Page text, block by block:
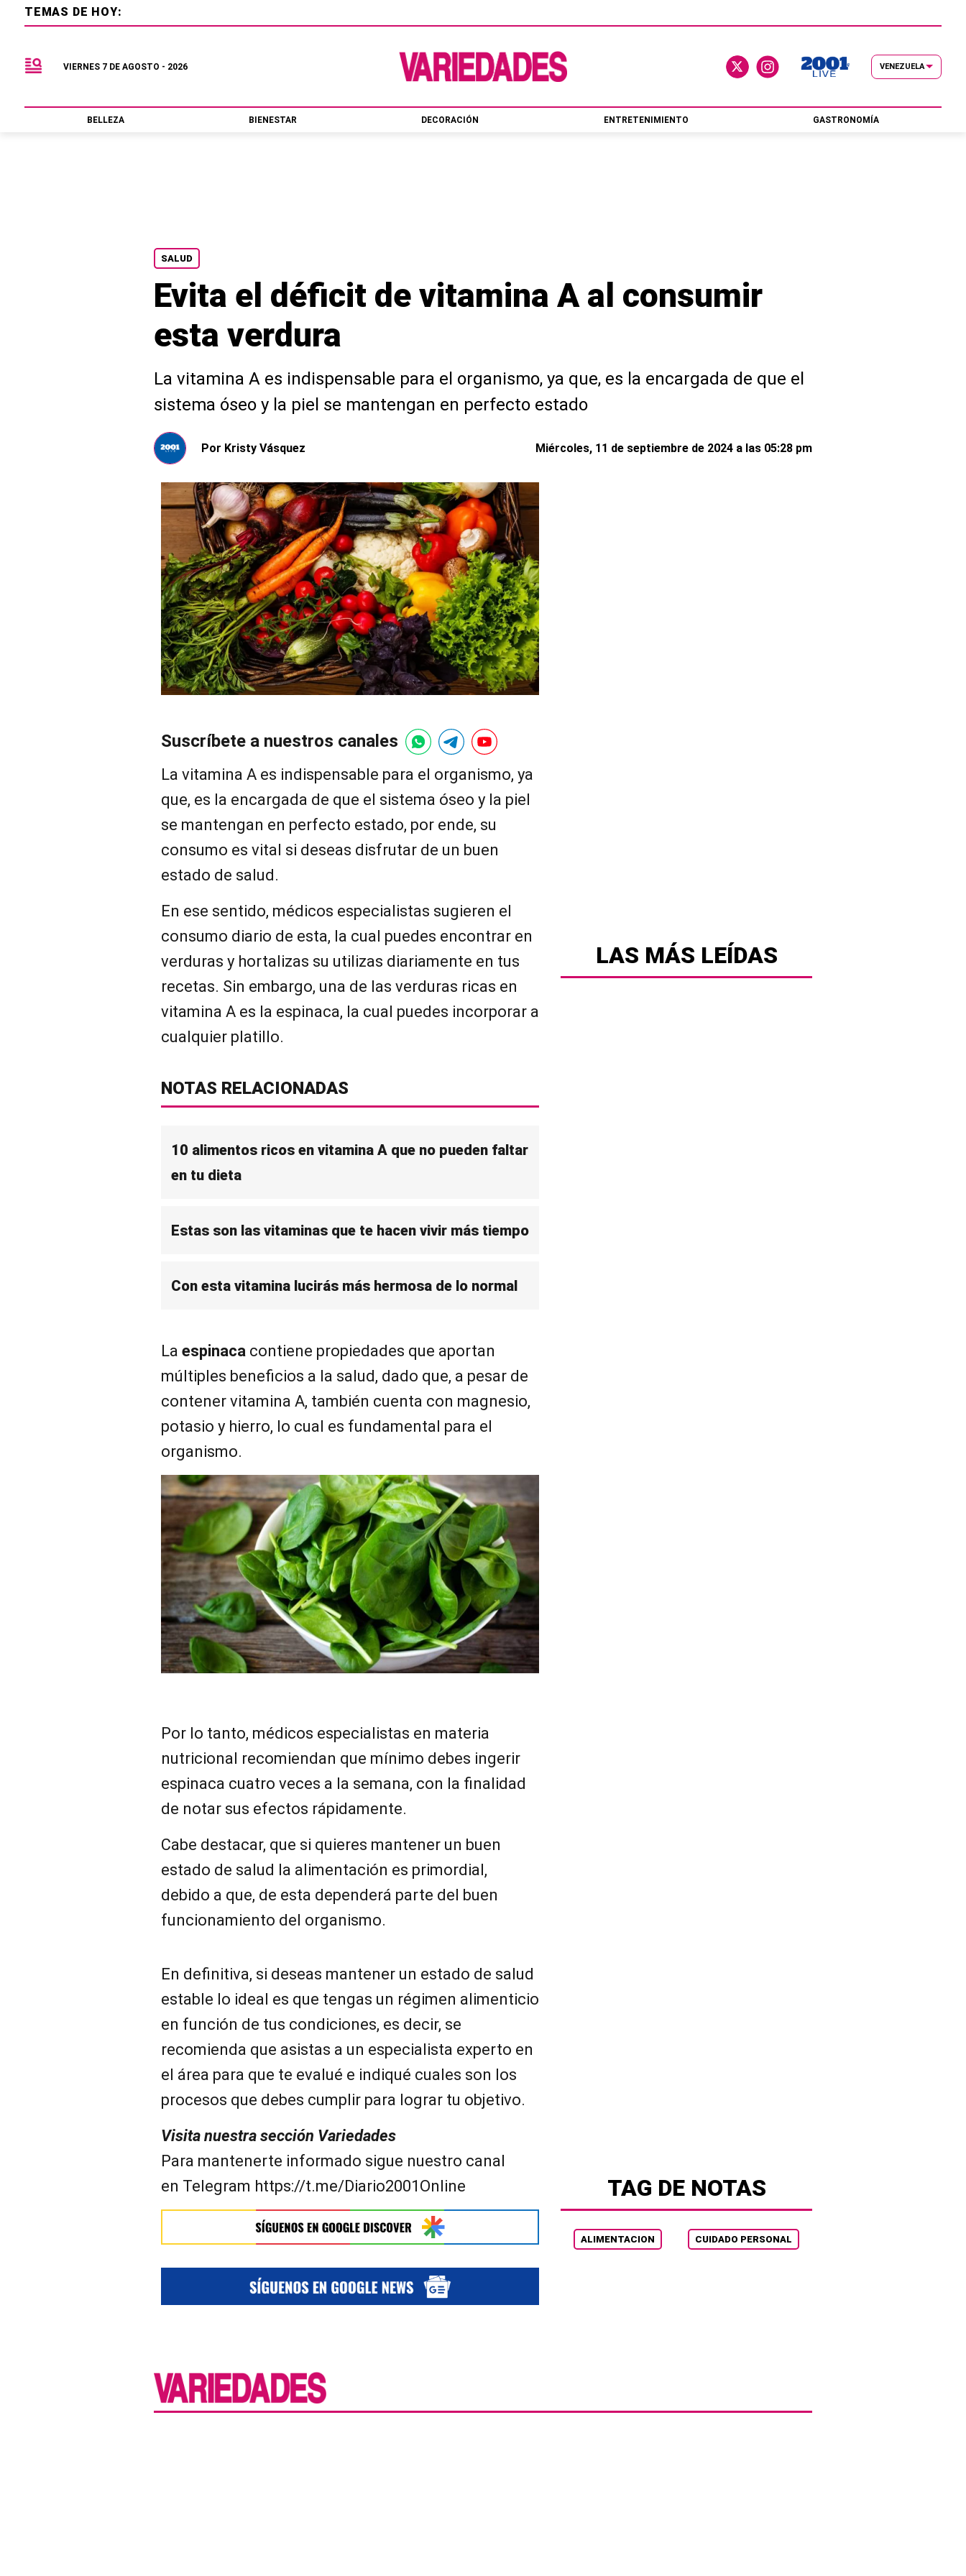
SALUD
Evita el déficit de vitamina A al consumir
esta verdura
La vitamina A es indispensable para el organismo, ya que, es la encargada de que el
sistema óseo y la piel se mantengan en perfecto estado
Por Kristy Vásquez Miércoles, 11 de septiembre de 2024 a las 05:28 pm
Suscríbete a nuestros canales
La vitamina A es indispensable para el organismo, ya
que, es la encargada de que el sistema óseo y la piel
se mantengan en perfecto estado, por ende, su
consumo es vital si deseas disfrutar de un buen
estado de salud.
En ese sentido, médicos especialistas sugieren el
consumo diario de esta, la cual puedes encontrar en
verduras y hortalizas su utilizas diariamente en tus
recetas. Sin embargo, una de las verduras ricas en
vitamina A es la espinaca, la cual puedes incorporar a
cualquier platillo.
NOTAS RELACIONADAS
10 alimentos ricos en vitamina A que no pueden faltar
en tu dieta
Estas son las vitaminas que te hacen vivir más tiempo
Con esta vitamina lucirás más hermosa de lo normal
La espinaca contiene propiedades que aportan
múltiples beneficios a la salud, dado que, a pesar de
contener vitamina A, también cuenta con magnesio,
potasio y hierro, lo cual es fundamental para el
organismo.
Por lo tanto, médicos especialistas en materia
nutricional recomiendan que mínimo debes ingerir
espinaca cuatro veces a la semana, con la finalidad
de notar sus efectos rápidamente.
Cabe destacar, que si quieres mantener un buen
estado de salud la alimentación es primordial,
debido a que, de esta dependerá parte del buen
funcionamiento del organismo.
En definitiva, si deseas mantener un estado de salud
estable lo ideal es que tengas un régimen alimenticio
en función de tus condiciones, es decir, se
recomienda que asistas a un especialista experto en
el área para que te evalué e indiqué cuales son los
procesos que debes cumplir para lograr tu objetivo.
Visita nuestra sección Variedades
Para mantenerte informado sigue nuestro canal
en Telegram https://t.me/Diario2001Online
LAS MÁS LEÍDAS
TAG DE NOTAS
ALIMENTACION CUIDADO PERSONAL
TEMAS DE HOY:
VIERNES 7 DE AGOSTO - 2026 VENEZUELA
BELLEZA BIENESTAR DECORACIÓN ENTRETENIMIENTO GASTRONOMÍA